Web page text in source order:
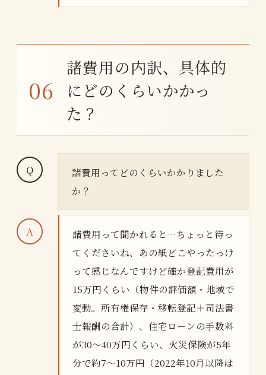
諸費用の内訳、具体的
にどのくらいかかっ
た？
諸費用ってどのくらいかかりました
か？
諸費用って聞かれると…ちょっと待っ
てくださいね、あの紙どこやったっけ
って感じなんですけど確か登記費用が
15万円くらい（物件の評価額・地域で
変動。所有権保存・移転登記＋司法書
士報酬の合計）、住宅ローンの手数料
が30〜40万円くらい、火災保険が5年
分で約7〜10万円（2022年10月以降は